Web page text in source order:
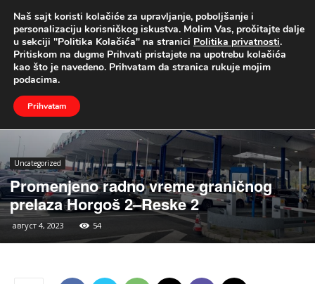
UŽIVO
Naslovna Uncategorized
Uncategorized
Promenjeno radno vreme graničnog
prelaza Horgoš 2–Reske 2
август 4, 2023 54
Naš sajt koristi kolačiće za upravljanje, poboljšanje i
personalizaciju korisničkog iskustva. Molim Vas, pročitajte dalje
u sekciji "Politika Kolačića" na stranici Politika privatnosti.
Pritiskom na dugme Prihvati pristajete na upotrebu kolačića
kao što je navedeno. Prihvatam da stranica rukuje mojim
podacima.
Prihvatam